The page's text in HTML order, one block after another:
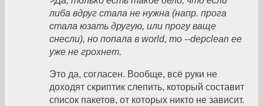
либа вдруг стала не нужна (напр. прога
стала юзать другую, или прогу ваще
снесли), но попала в world, то --depclean ee
уже не грохнет.
Это да, согласен. Вообще, всё руки не
доходят скриптик слепить, который составит
список пакетов, от которых никто не зависит.